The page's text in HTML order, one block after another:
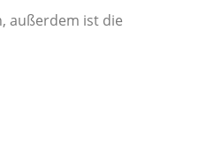
außerdem ist die